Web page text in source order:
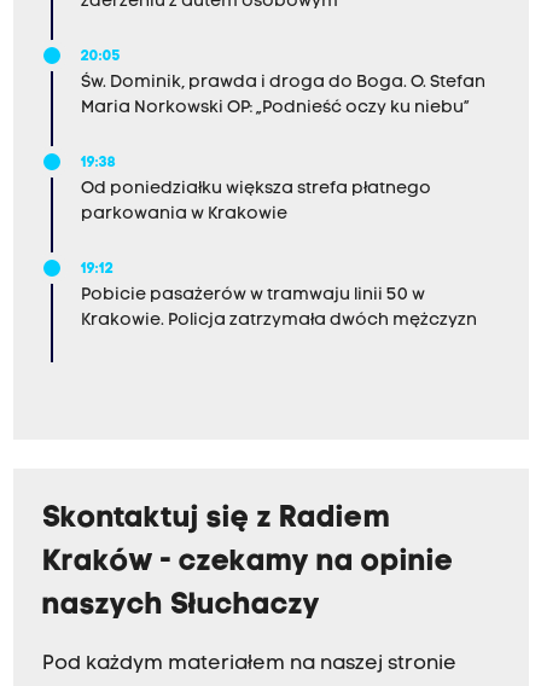
20:05
Św. Dominik, prawda i droga do Boga. O. Stefan
Maria Norkowski OP: „Podnieść oczy ku niebu”
19:38
Od poniedziałku większa strefa płatnego
parkowania w Krakowie
19:12
Pobicie pasażerów w tramwaju linii 50 w
Krakowie. Policja zatrzymała dwóch mężczyzn
Skontaktuj się z Radiem
Kraków - czekamy na opinie
naszych Słuchaczy
Pod każdym materiałem na naszej stronie